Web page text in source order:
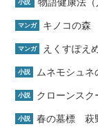
小説
マンガ キノコの
マンガ えくすぽえ
小説 ムネモシュ
小説 クローンス
小説 春の墓標 萩